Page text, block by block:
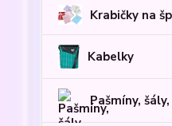
Krabičky na
Kabelky
Pašmíny,